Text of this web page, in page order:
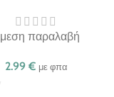
παραλαβή
2.99 € με φπα